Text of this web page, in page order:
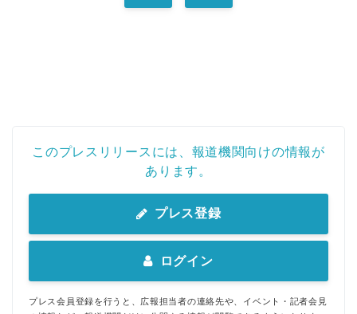
このプレスリリースには、報道機関向けの情報が
あります。
プレス登録
ログイン
プレス会員登録を行うと、広報担当者の連絡先や、イベント・記者会見